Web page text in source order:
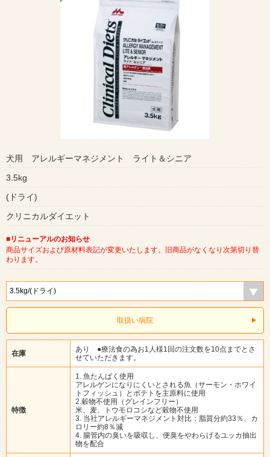
犬用 アレルギーマネジメント ライト＆シニア
3.5kg
(ドライ)
クリニカルダイエット
■リニューアルのお知らせ
商品サイズおよび原材料表記が変更いたします。旧商品がなくなり次第切り替
わります。
取扱い病院
在庫
あり ●療法食の為お1人様1回の注文数を10点までとさ
せていただきます。
特徴
1. 魚たんぱく使用
アレルゲンになりにくいとされる魚（サーモン・ホワイ
トフィッシュ）とポテトを主原料に使用
2.穀物不使用（グレインフリー）
米、麦、トウモロコシなど穀物不使用
3. 当社アレルギーマネジメント対比：脂質分約33％、カ
ロリー約8％減
4. 腸管内の臭いを吸収し、便臭をやわらげるユッカ抽出
物を配合